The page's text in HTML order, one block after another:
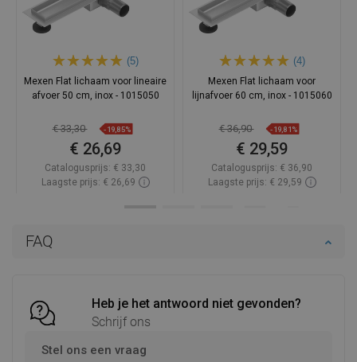
FAQ
Heb je het antwoord niet gevonden?
Schrijf ons
Stel ons een vraag
(5)
Mexen Flat lichaam voor lineaire
afvoer 50 cm, inox - 1015050
€ 33,30 -19,85%
€ 26,69
Catalogusprijs: € 33,30
Laagste prijs: € 26,69
(4)
Mexen Flat lichaam voor
lijnafvoer 60 cm, inox - 1015060
€ 36,90 -19,81%
€ 29,59
Catalogusprijs: € 36,90
Laagste prijs: € 29,59